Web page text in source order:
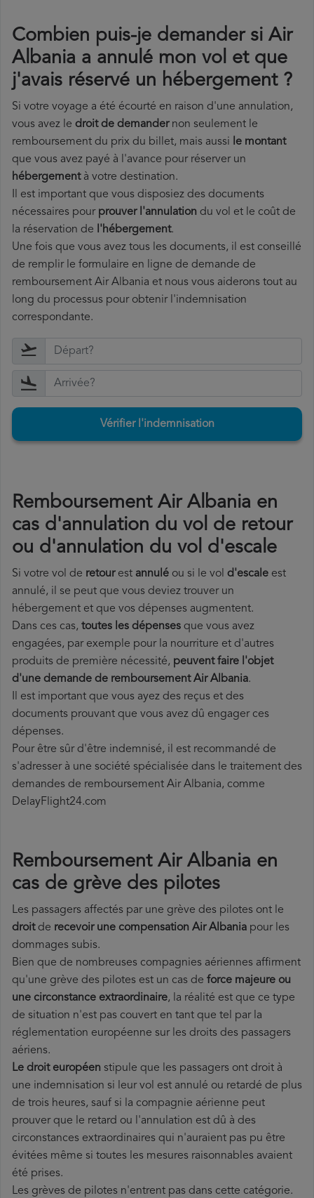
Combien puis-je demander si Air
Albania a annulé mon vol et que
j'avais réservé un hébergement ?
Si votre voyage a été écourté en raison d'une annulation,
vous avez le droit de demandernon seulement le
remboursement du prix du billet, mais aussi le montant
que vous avez payé à l'avance pour réserver un
hébergementà votre destination.
Il est important que vous disposiez des documents
nécessaires pour prouver l'annulation du vol et le coût de
la réservation de l'hébergement.
Une fois que vous avez tous les documents, il est conseillé
de remplir le formulaire en ligne de demande de
remboursement Air Albania et nous vous aiderons tout au
long du processus pour obtenir l'indemnisation
correspondante.
Vérifier l'indemnisation
Remboursement Air Albania en
cas d'annulation du vol de retour
ou d'annulation du vol d'escale
Si votre vol de retourest annulé ou si le vol d'escale est
annulé, il se peut que vous deviez trouver un
hébergement et que vos dépenses augmentent.
Dans ces cas, toutes les dépenses que vous avez
engagées, par exemple pour la nourriture et d'autres
produits de première nécessité, peuvent faire l'objet
d'une demande de remboursement Air Albania.
Il est important que vous ayez des reçus et des
documents prouvant que vous avez dû engager ces
dépenses.
Pour être sûr d'être indemnisé, il est recommandé de
s'adresser à une société spécialisée dans le traitement des
demandes de remboursement Air Albania, comme
DelayFlight24.com
Remboursement Air Albania en
cas de grève des pilotes
Les passagers affectés par une grève des pilotes ont le
droitde recevoir une compensation Air Albania pour les
dommages subis.
Bien que de nombreuses compagnies aériennes affirment
qu'une grève des pilotes est un cas de force majeure ou
une circonstance extraordinaire, la réalité est que ce type
de situation n'est pas couvert en tant que tel par la
réglementation européenne sur les droits des passagers
aériens.
Le droit européen stipule que les passagers ont droit à
une indemnisation si leur vol est annulé ou retardé de plus
de trois heures, sauf si la compagnie aérienne peut
prouver que le retard ou l'annulation est dû à des
circonstances extraordinaires qui n'auraient pas pu être
évitées même si toutes les mesures raisonnables avaient
été prises.
Les grèves de pilotes n'entrent pas dans cette catégorie.